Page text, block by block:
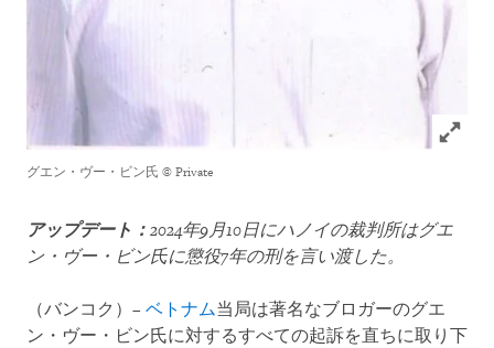
Click
グエン・ヴー・ビン氏 © Private
アップデート： 2024年9月10日にハノイの裁判所はグエ
ン・ヴー・ビン氏に懲役7年の刑を言い渡した。
（バンコク）– ベトナム当局は著名なブロガーのグエ
ン・ヴー・ビン氏に対するすべての起訴を直ちに取り下